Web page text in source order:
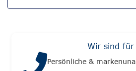
Wir sind für
Persönliche &